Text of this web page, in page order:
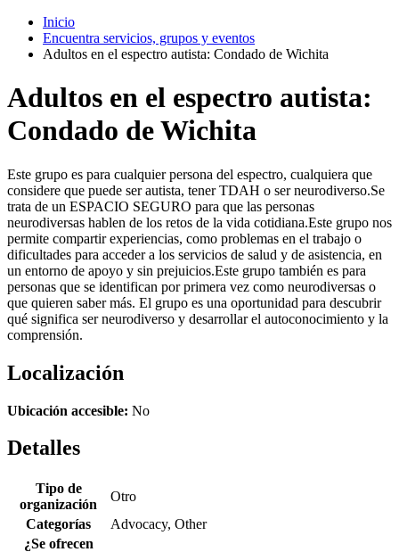
Inicio
Encuentra servicios, grupos y eventos
Adultos en el espectro autista: Condado de Wichita
Adultos en el espectro autista:
Condado de Wichita
Este grupo es para cualquier persona del espectro, cualquiera que
considere que puede ser autista, tener TDAH o ser neurodiverso.Se
trata de un ESPACIO SEGURO para que las personas
neurodiversas hablen de los retos de la vida cotidiana.Este grupo nos
permite compartir experiencias, como problemas en el trabajo o
dificultades para acceder a los servicios de salud y de asistencia, en
un entorno de apoyo y sin prejuicios.Este grupo también es para
personas que se identifican por primera vez como neurodiversas o
que quieren saber más. El grupo es una oportunidad para descubrir
qué significa ser neurodiverso y desarrollar el autoconocimiento y la
comprensión.
Localización
Ubicación accesible: No
Detalles
Tipo de
organización
Otro
Categorías
Advocacy, Other
¿Se ofrecen